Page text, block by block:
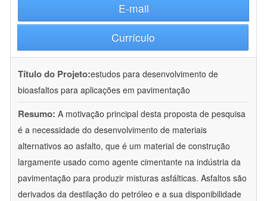
E-mail
Currículo
Título do Projeto:estudos para desenvolvimento de
bioasfaltos para aplicações em pavimentação
Resumo: A motivação principal desta proposta de pesquisa
é a necessidade do desenvolvimento de materiais
alternativos ao asfalto, que é um material de construção
largamente usado como agente cimentante na indústria da
pavimentação para produzir misturas asfálticas. Asfaltos são
derivados da destilação do petróleo e a sua disponibilidade